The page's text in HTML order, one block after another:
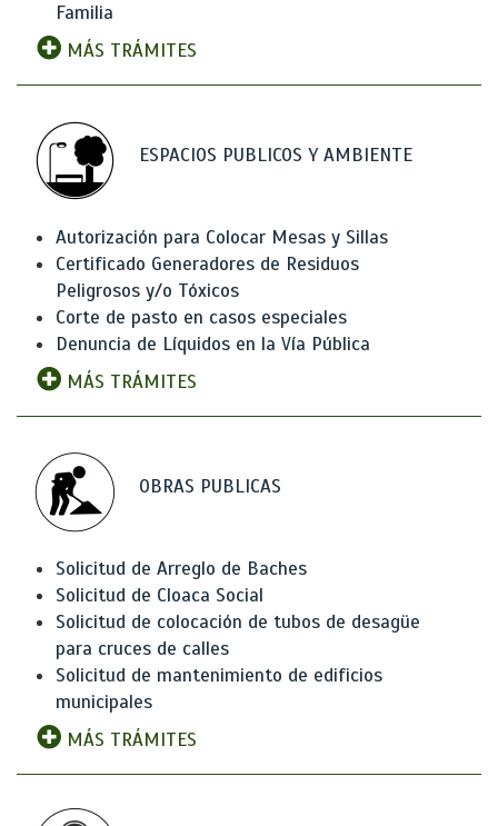
Familia
MÁS TRÁMITES
ESPACIOS PUBLICOS Y AMBIENTE
Autorización para Colocar Mesas y Sillas
Certificado Generadores de Residuos
Peligrosos y/o Tóxicos
Corte de pasto en casos especiales
Denuncia de Líquidos en la Vía Pública
MÁS TRÁMITES
OBRAS PUBLICAS
Solicitud de Arreglo de Baches
Solicitud de Cloaca Social
Solicitud de colocación de tubos de desagüe
para cruces de calles
Solicitud de mantenimiento de edificios
municipales
MÁS TRÁMITES